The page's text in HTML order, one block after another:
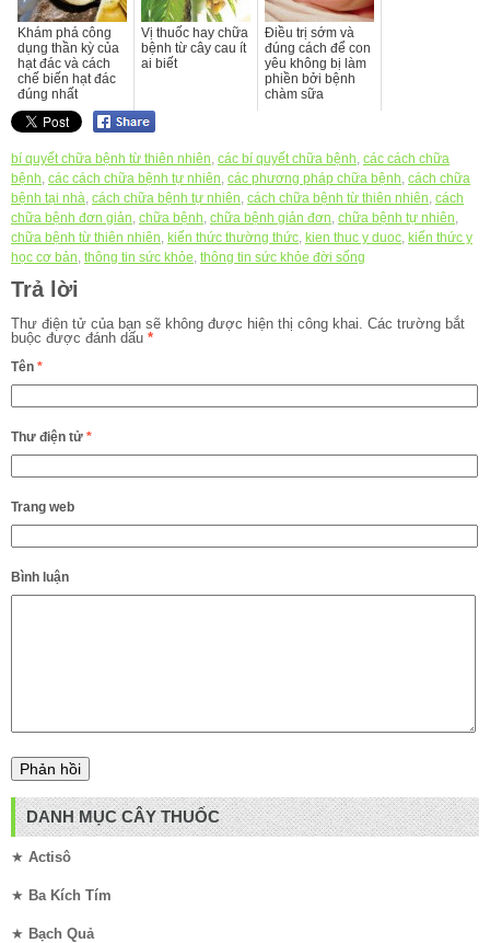
Khám phá công
dụng thần kỳ của
hạt đác và cách
chế biến hạt đác
đúng nhất
Vị thuốc hay chữa
bệnh từ cây cau ít
ai biết
Điều trị sớm và
đúng cách để con
yêu không bị làm
phiền bởi bệnh
chàm sữa
bí quyết chữa bệnh từ thiên nhiên, các bí quyết chữa bệnh, các cách chữa
bệnh, các cách chữa bệnh tự nhiên, các phương pháp chữa bệnh, cách chữa
bệnh tại nhà, cách chữa bệnh tự nhiên, cách chữa bệnh từ thiên nhiên, cách
chữa bệnh đơn giản, chữa bệnh, chữa bệnh giản đơn, chữa bệnh tự nhiên,
chữa bệnh từ thiên nhiên, kiến thức thường thức, kien thuc y duoc, kiến thức y
học cơ bản, thông tin sức khỏe, thông tin sức khỏe đời sống
Trả lời
Thư điện tử của bạn sẽ không được hiện thị công khai. Các trường bắt
buộc được đánh dấu *
Tên *
Thư điện tử *
Trang web
Bình luận
DANH MỤC CÂY THUỐC
★ Actisô
★ Ba Kích Tím
★ Bạch Quả